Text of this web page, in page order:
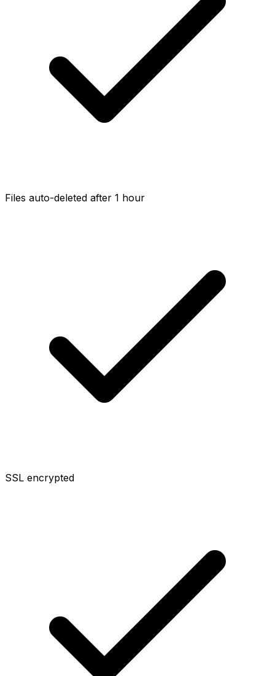
Files auto-deleted after 1 hour
SSL encrypted